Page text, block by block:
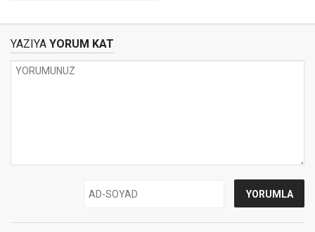
Nursi
YAZIYA YORUM KAT